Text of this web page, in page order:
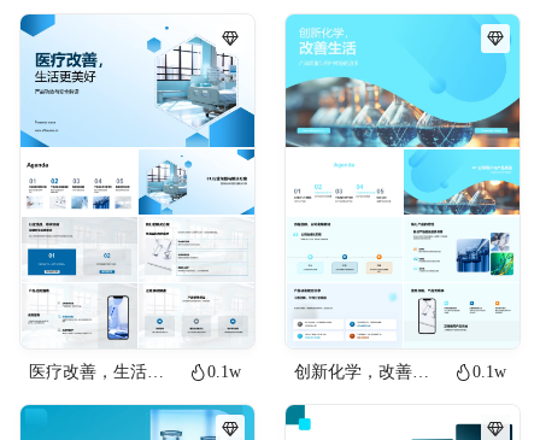
医疗改善，生活更美好 0.1w 创新化学，改善生活 0.1w